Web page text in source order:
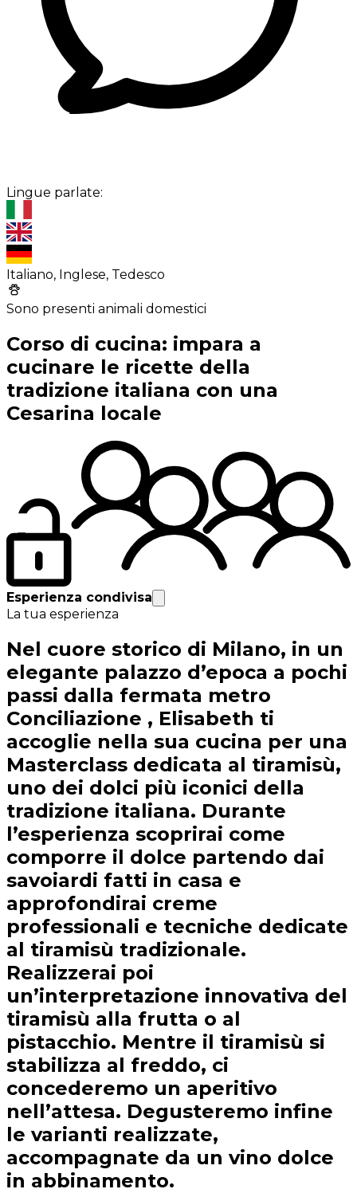
Lingue parlate:
Italiano, Inglese, Tedesco
Sono presenti animali domestici
Corso di cucina: impara a
cucinare le ricette della
tradizione italiana con una
Cesarina locale
Esperienza condivisa
La tua esperienza
Nel cuore storico di Milano, in un
elegante palazzo d’epoca a pochi
passi dalla fermata metro
Conciliazione , Elisabeth ti
accoglie nella sua cucina per una
Masterclass dedicata al tiramisù,
uno dei dolci più iconici della
tradizione italiana. Durante
l’esperienza scoprirai come
comporre il dolce partendo dai
savoiardi fatti in casa e
approfondirai creme
professionali e tecniche dedicate
al tiramisù tradizionale.
Realizzerai poi
un’interpretazione innovativa del
tiramisù alla frutta o al
pistacchio. Mentre il tiramisù si
stabilizza al freddo, ci
concederemo un aperitivo
nell’attesa. Degusteremo infine
le varianti realizzate,
accompagnate da un vino dolce
in abbinamento.